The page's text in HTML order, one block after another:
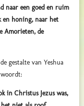
naar een goed en ruim
en honing, naar het
Amorieten, de
gestalte van Yeshua
in Christus Jezus was,